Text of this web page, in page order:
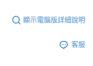
顯示電腦版詳細說明
客服